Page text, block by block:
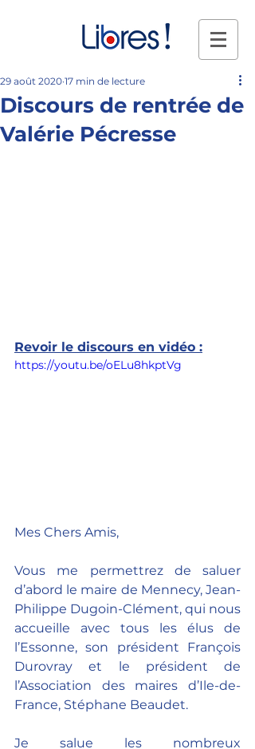
Discours de rentrée de
Valérie Pécresse
29 août 2020 17 min de lecture
Revoir le discours en vidéo :
https://youtu.be/oELu8hkptVg
Mes Chers Amis,
Vous me permettrez de saluer
d’abord le maire de Mennecy, Jean-
Philippe Dugoin-Clément, qui nous
accueille avec tous les élus de
l’Essonne, son président François
Durovray et le président de
l’Association des maires d’Ile-de-
France, Stéphane Beaudet.
Je salue les nombreux